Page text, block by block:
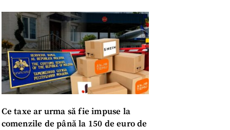
Ce taxe ar urma să fie impuse la
comenzile de până la 150 de euro de